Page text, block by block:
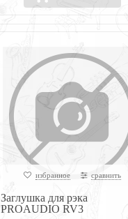
избранное сравнить
Заглушка для рэка
PROAUDIO RV3